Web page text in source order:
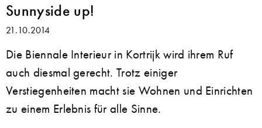
Sunnyside up!
21.10.2014
Die Biennale Interieur in Kortrijk wird ihrem Ruf
auch diesmal gerecht. Trotz einiger
Verstiegenheiten macht sie Wohnen und Einrichten
zu einem Erlebnis für alle Sinne.